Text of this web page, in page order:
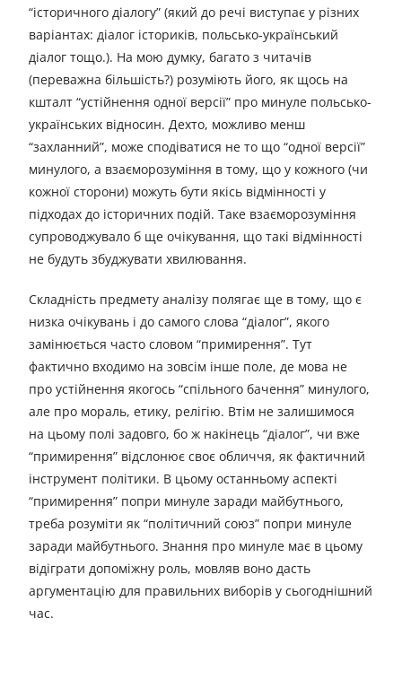
“історичного діалогу” (який до речі виступає у різних
варіантах: діалог істориків, польсько-український
діалог тощо.). На мою думку, багато з читачів
(переважна більшість?) розуміють його, як щось на
кшталт “устійнення одної версії” про минуле польсько-
українських відносин. Дехто, можливо менш
“захланний”, може сподіватися не то що “одної версії”
минулого, а взаєморозуміння в тому, що у кожного (чи
кожної сторони) можуть бути якісь відмінності у
підходах до історичних подій. Таке взаєморозуміння
супроводжувало б ще очікування, що такі відмінності
не будуть збуджувати хвилювання.
Складність предмету аналізу полягає ще в тому, що є
низка очікувань і до самого слова “діалог”, якого
замінюється часто словом “примирення”. Тут
фактично входимо на зовсім інше поле, де мова не
про устійнення якогось “спільного бачення” минулого,
але про мораль, етику, релігію. Втім не залишимося
на цьому полі задовго, бо ж накінець “діалог”, чи вже
“примирення” відслонює своє обличчя, як фактичний
інструмент політики. В цьому останньому аспекті
“примирення” попри минуле заради майбутнього,
треба розуміти як “політичний союз” попри минуле
заради майбутнього. Знання про минуле має в цьому
відіграти допоміжну роль, мовляв воно дасть
аргументацію для правильних виборів у сьогоднішний
час.